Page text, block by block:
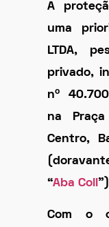
A
uma
LTDA,
privado,
nº
na
Centro,
“Aba Coll
Com o